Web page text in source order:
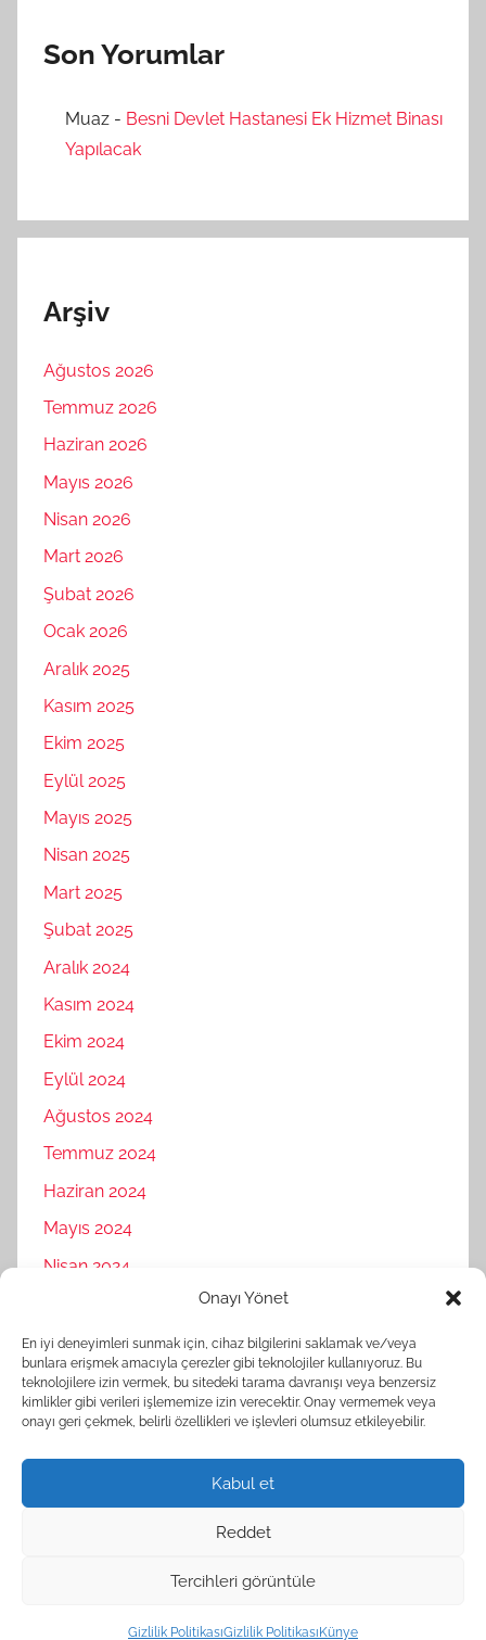
Onayı Yönet
En iyi deneyimleri sunmak için, cihaz bilgilerini saklamak ve/veya
bunlara erişmek amacıyla çerezler gibi teknolojiler kullanıyoruz. Bu
teknolojilere izin vermek, bu sitedeki tarama davranışı veya benzersiz
kimlikler gibi verileri işlememize izin verecektir. Onay vermemek veya
onayı geri çekmek, belirli özellikleri ve işlevleri olumsuz etkileyebilir.
Kabul et
Reddet
Tercihleri görüntüle
Gizlilik PolitikasıGizlilik Politikası Künye
Son Yorumlar
Muaz - Besni Devlet Hastanesi Ek Hizmet Binası
Yapılacak
Arşiv
Ağustos 2026
Temmuz 2026
Haziran 2026
Mayıs 2026
Nisan 2026
Mart 2026
Şubat 2026
Ocak 2026
Aralık 2025
Kasım 2025
Ekim 2025
Eylül 2025
Mayıs 2025
Nisan 2025
Mart 2025
Şubat 2025
Aralık 2024
Kasım 2024
Ekim 2024
Eylül 2024
Ağustos 2024
Temmuz 2024
Haziran 2024
Mayıs 2024
Nisan 2024
Şubat 2024
Ocak 2024
Aralık 2023
WordPress Theme: Donovan by ThemeZee.